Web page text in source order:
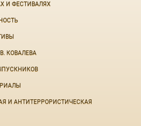
И ФЕСТИВАЛЯХ
КОВАЛЕВА
И АНТИТЕРРОРИСТИЧЕСКАЯ